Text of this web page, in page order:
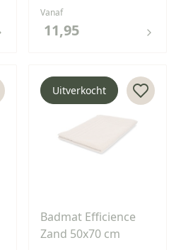
Vanaf
11,95
Uitverkocht
Badmat Efficience
Zand 50x70 cm